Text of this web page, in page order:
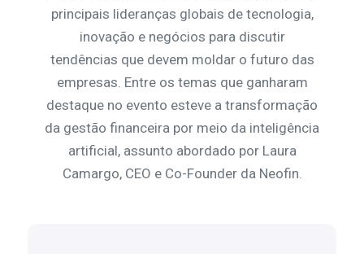
principais lideranças globais de tecnologia,
inovação e negócios para discutir
tendências que devem moldar o futuro das
empresas. Entre os temas que ganharam
destaque no evento esteve a transformação
da gestão financeira por meio da inteligência
artificial, assunto abordado por Laura
Camargo, CEO e Co-Founder da Neofin.